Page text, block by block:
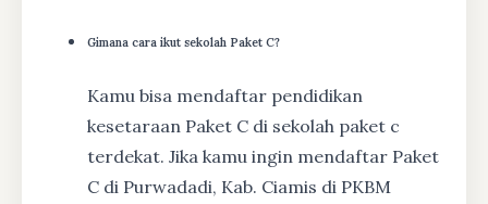
Gimana cara ikut sekolah Paket C?
Kamu bisa mendaftar pendidikan
kesetaraan Paket C di sekolah paket c
terdekat. Jika kamu ingin mendaftar Paket
C di Purwadadi, Kab. Ciamis di PKBM